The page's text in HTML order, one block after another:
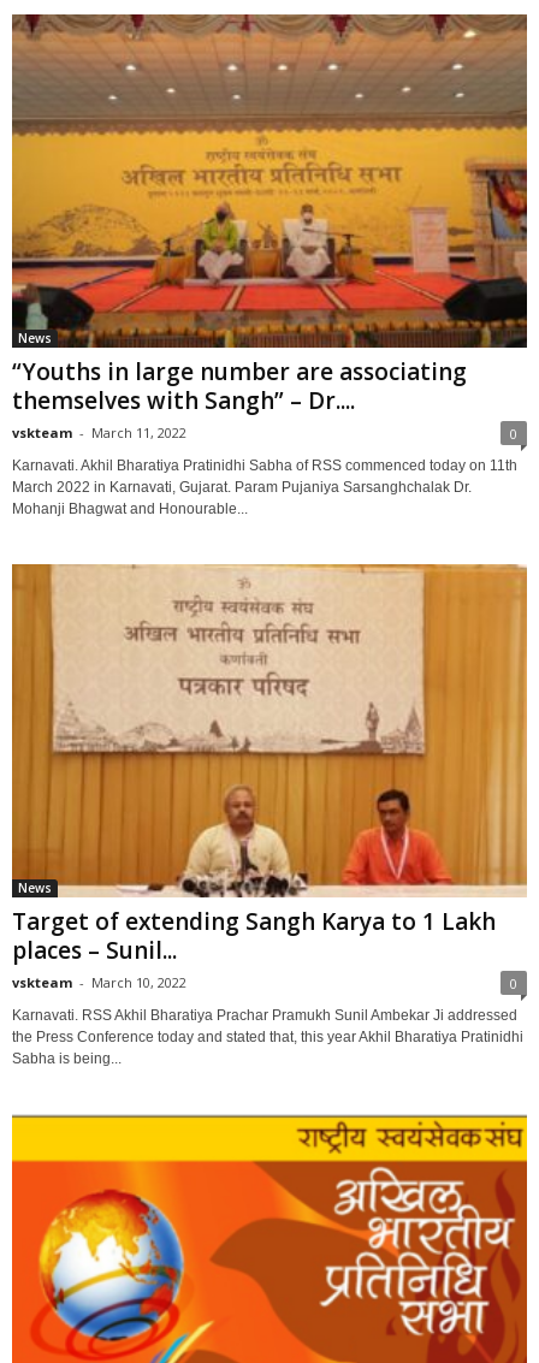
News
“Youths in large number are associating
themselves with Sangh” – Dr....
vskteam - March 11, 2022 0
Karnavati. Akhil Bharatiya Pratinidhi Sabha of RSS commenced today on 11th
March 2022 in Karnavati, Gujarat. Param Pujaniya Sarsanghchalak Dr.
Mohanji Bhagwat and Honourable...
News
Target of extending Sangh Karya to 1 Lakh
places – Sunil...
vskteam - March 10, 2022 0
Karnavati. RSS Akhil Bharatiya Prachar Pramukh Sunil Ambekar Ji addressed
the Press Conference today and stated that, this year Akhil Bharatiya Pratinidhi
Sabha is being...